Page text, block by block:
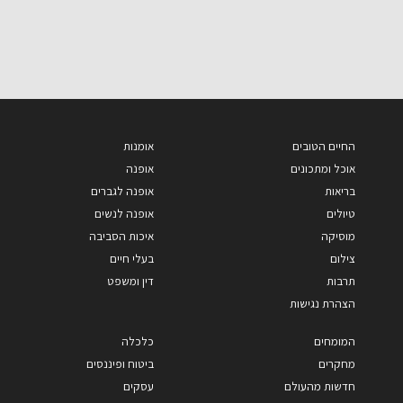
החיים הטובים
אוכל ומתכונים
בריאות
טיולים
מוסיקה
צילום
תרבות
הצהרת נגישות
אומנות
אופנה
אופנה לגברים
אופנה לנשים
איכות הסביבה
בעלי חיים
דין ומשפט
המומחים
מחקרים
חדשות מהעולם
כלכלה
ביטוח ופיננסים
עסקים